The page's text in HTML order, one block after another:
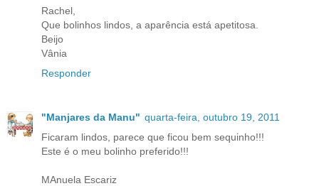
Rachel,
Que bolinhos lindos, a aparência está apetitosa.
Beijo
Vânia
Responder
"Manjares da Manu" quarta-feira, outubro 19, 2011
Ficaram lindos, parece que ficou bem sequinho!!!
Este é o meu bolinho preferido!!!
MAnuela Escariz